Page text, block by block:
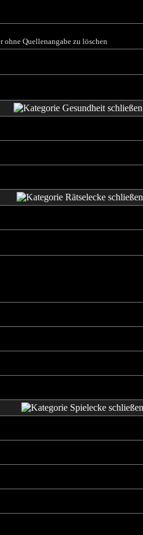
Quellenangabe zu löschen